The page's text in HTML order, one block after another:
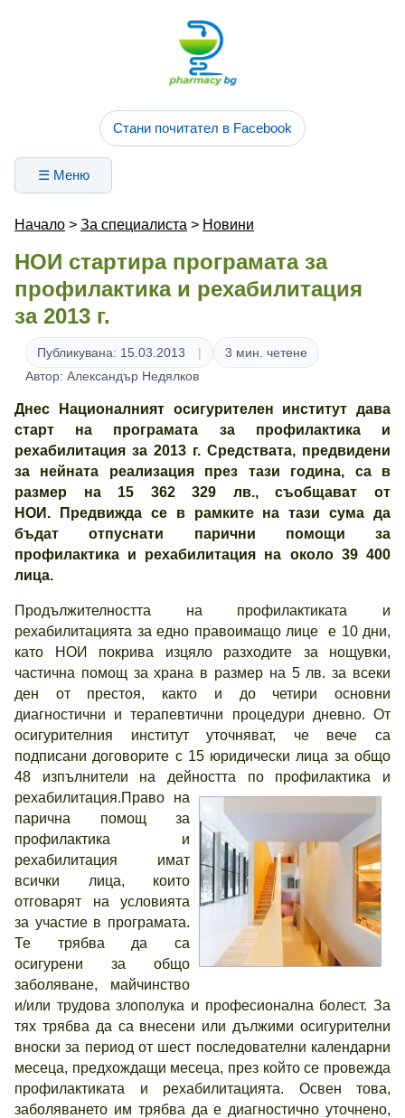
Стани почитател в Facebook
☰ Меню
Начало > За специалиста > Новини
НОИ стартира програмата за
профилактика и рехабилитация
за 2013 г.
Публикувана: 15.03.2013
3 мин. четене
Автор: Александър Недялков
Днес Националният осигурителен институт дава
старт на програмата за профилактика и
рехабилитация за 2013 г. Средствата, предвидени
за нейната реализация през тази година, са в
размер на 15 362 329 лв., съобщават от
НОИ. Предвижда се в рамките на тази сума да
бъдат отпуснати парични помощи за
профилактика и рехабилитация на около 39 400
лица.
Продължителността на профилактиката и
рехабилитацията за едно правоимащо лице е 10 дни,
като НОИ покрива изцяло разходите за нощувки,
частична помощ за храна в размер на 5 лв. за всеки
ден от престоя, както и до четири основни
диагностични и терапевтични процедури дневно. От
осигурителния институт уточняват, че вече са
подписани договорите с 15 юридически лица за общо
48 изпълнители на дейността по профилактика и
рехабилитация.Право на
парична помощ за
профилактика и
рехабилитация имат
всички лица, които
отговарят на условията
за участие в програмата.
Те трябва да са
осигурени за общо
заболяване, майчинство
и/или трудова злополука и професионална болест. За
тях трябва да са внесени или дължими осигурителни
вноски за период от шест последователни календарни
месеца, предхождащи месеца, през който се провежда
профилактиката и рехабилитацията. Освен това,
заболяването им трябва да е диагностично уточнено,